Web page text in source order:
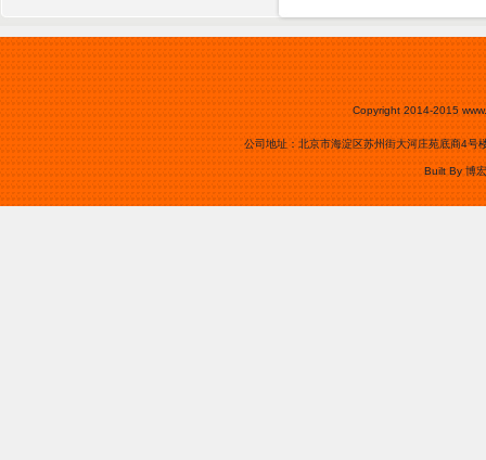
Copyright 2014-2015
公司地址：北京市海淀区苏州街大河庄苑底商4
Built By 博